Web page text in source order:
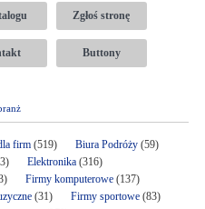
Zgłoś stronę
Buttony
firm(519) Biura Podróży(59)
Elektronika (316)
Firmy komputerowe(137)
(31) Firmy sportowe(83)